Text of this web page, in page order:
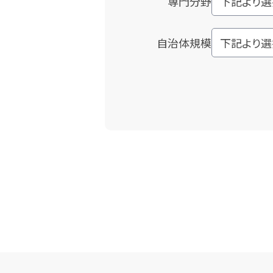
自治体規模